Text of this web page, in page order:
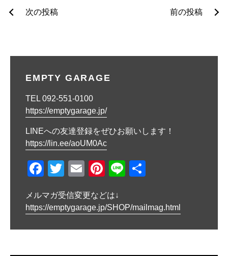
投
前の投稿
次の投稿
EMPTY GARAGE
TEL 092-551-0100
https://emptygarage.jp/
LINEへの友達登録をぜひお願いします！
https://lin.ee/aoUM0Ac
F
c
e
b
T
tt
er
E
ail
Pi
er
e
st
Li
e
メルマガ受信変更などは↓
https://emptygarage.jp/SHOP/mailmag.html